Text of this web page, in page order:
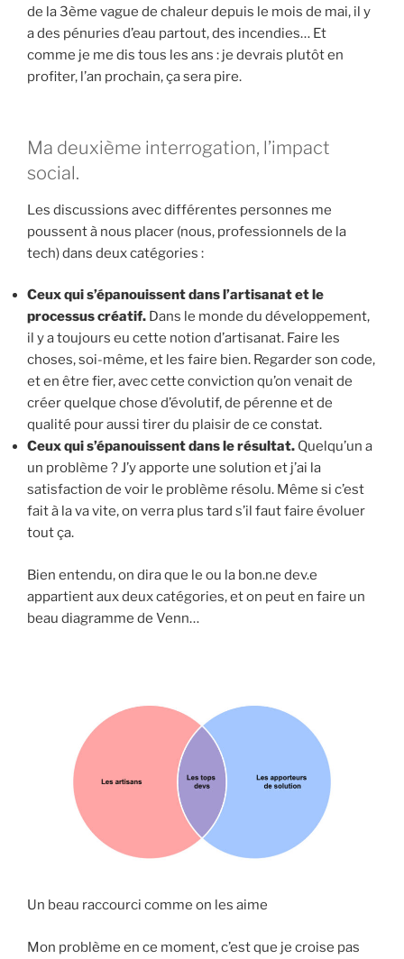
de la 3ème vague de chaleur depuis le mois de mai, il y
a des pénuries d’eau partout, des incendies… Et
comme je me dis tous les ans : je devrais plutôt en
profiter, l’an prochain, ça sera pire.
Ma deuxième interrogation, l’impact
social.
Les discussions avec différentes personnes me
poussent à nous placer (nous, professionnels de la
tech) dans deux catégories :
Ceux qui s’épanouissent dans l’artisanat et le
processus créatif. Dans le monde du développement,
il y a toujours eu cette notion d’artisanat. Faire les
choses, soi-même, et les faire bien. Regarder son code,
et en être fier, avec cette conviction qu’on venait de
créer quelque chose d’évolutif, de pérenne et de
qualité pour aussi tirer du plaisir de ce constat.
Ceux qui s’épanouissent dans le résultat. Quelqu’un a
un problème ? J’y apporte une solution et j’ai la
satisfaction de voir le problème résolu. Même si c’est
fait à la va vite, on verra plus tard s’il faut faire évoluer
tout ça.
Bien entendu, on dira que le ou la bon.ne dev.e
appartient aux deux catégories, et on peut en faire un
beau diagramme de Venn…
Un beau raccourci comme on les aime
Mon problème en ce moment, c’est que je croise pas